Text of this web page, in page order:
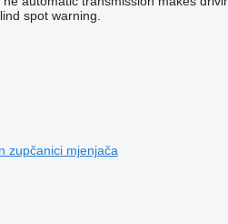
spot warning.
zupčanici mjenjača